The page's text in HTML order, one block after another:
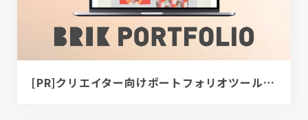
[PR]クリエイター向けポートフォリオツール｜BRIK PORTFOLIO